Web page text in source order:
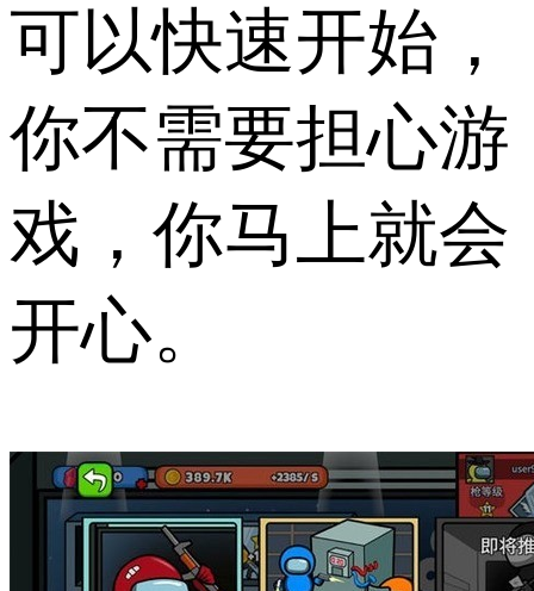
可以快速开始，
你不需要担心游
戏，你马上就会
开心。